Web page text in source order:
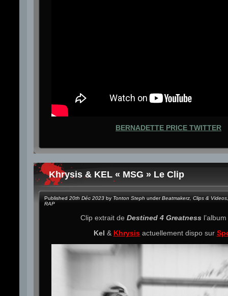
BERNADETTE PRICE TWITTER
Khrysis & KEL « MSG » Le Clip
Published 20th Déc 2023 by Tonton Steph underBeatmakerz Clips & Videos
RAP
Clip extrait de Destined 4 Greatness
Kel & Khrysisactuellement dispo sur